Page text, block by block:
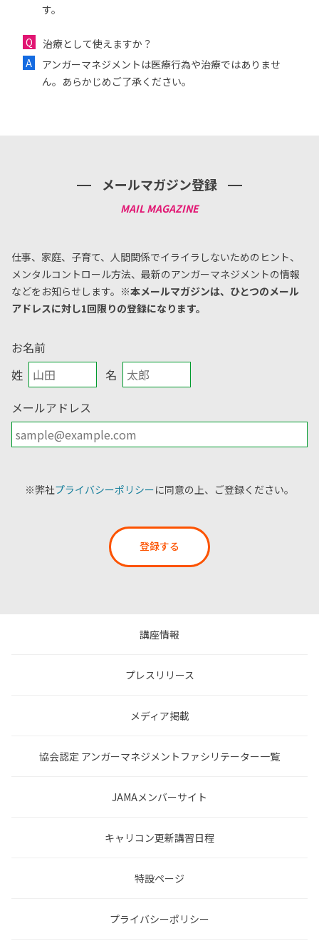
す。
治療として使えますか？
アンガーマネジメントは医療行為や治療ではありませ
ん。あらかじめご了承ください。
メールマガジン登録
仕事、家庭、子育て、人間関係でイライラしないためのヒント、
メンタルコントロール方法、 最新のアンガーマネジメントの情報
などをお知らせします。 ※本メールマガジンは、ひとつのメール
アドレスに対し1回限りの登録になります。
お名前
姓
名
メールアドレス
※弊社プライバシーポリシーに同意の上、ご登録ください。
登録する
講座情報
プレスリリース
メディア掲載
協会認定 アンガーマネジメントファシリテーター一覧
JAMAメンバーサイト
キャリコン更新講習日程
特設ページ
プライバシーポリシー